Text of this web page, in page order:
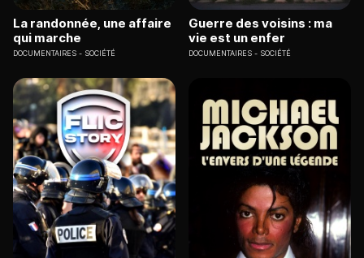
La randonnée, une affaire
qui marche
DOCUMENTAIRES SOCIÉTÉ
Guerre des voisins : ma
vie est un enfer
DOCUMENTAIRES SOCIÉTÉ